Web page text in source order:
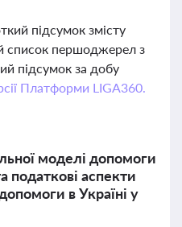
підсумок змісту
список першоджерел з
підсумок за добу
Платформи LIGA360.
моделі допомоги
податкові аспекти
в Україні у